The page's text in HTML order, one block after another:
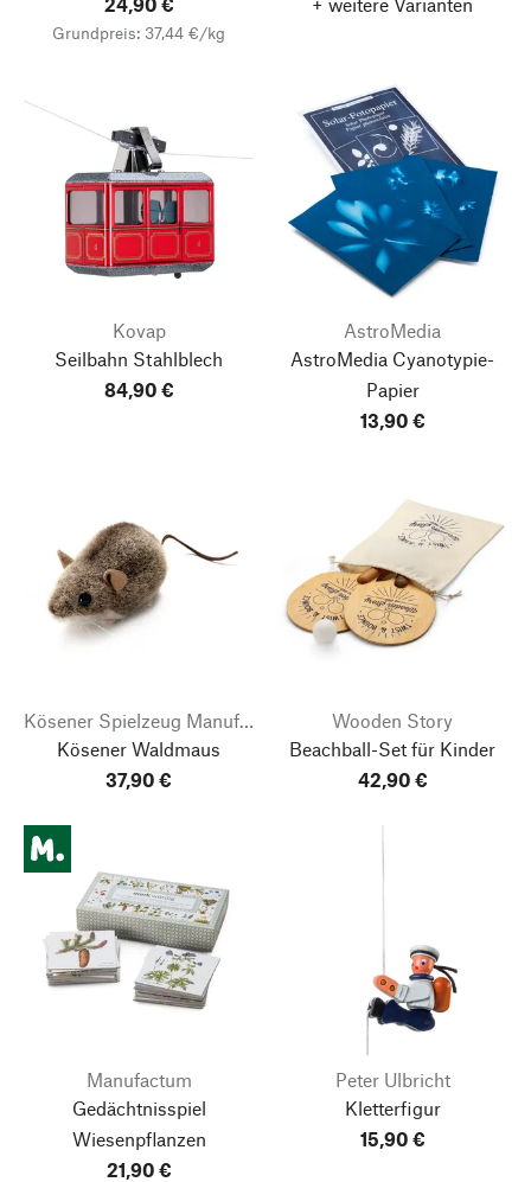
Grundpreis: 37,44 €/kg
Kovap
Seilbahn Stahlblech
84,90 €
AstroMedia
AstroMedia Cyanotypie-
Papier
13,90 €
Kösener Spielzeug Manufaktur
Kösener Waldmaus
37,90 €
Wooden Story
Beachball-Set für Kinder
42,90 €
Manufactum
Gedächtnisspiel
Wiesenpflanzen
21,90 €
Peter Ulbricht
Kletterfigur
15,90 €